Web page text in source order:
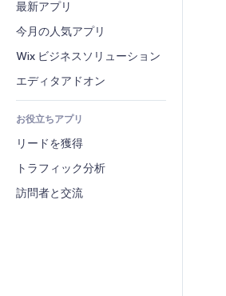
ドロップシッピング
食品・飲料
PDF
ファイル共有
ニュース
画像効果
ボタン・メニュー
バナー・バッジ
電卓
検索
天気
チャート・テーブル
チャット
コメント
電話
コミュニティィ
レビュー・お客さまの声
CRM
最新アプリ
今月の人気アプリ
Wix ビジネスソリューション
エディタアドオン
お役立ちアプリ
リードを獲得
トラフィック分析
訪問者と交流